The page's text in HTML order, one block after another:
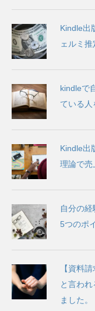
Kindle出
ェルミ
kindleで
ている人
Kindle出
理論で売
自分の
5つのポ
【資料
と言わ
ました。